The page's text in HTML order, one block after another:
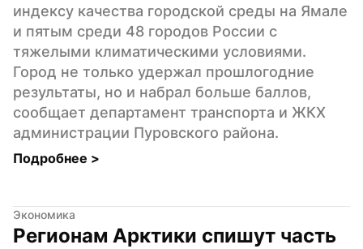
индексу качества городской среды на Ямале
и пятым среди 48 городов России с
тяжелыми климатическими условиями.
Город не только удержал прошлогодние
результаты, но и набрал больше баллов,
сообщает департамент транспорта и ЖКХ
администрации Пуровского района.
Подробнее >
Экономика
Регионам Арктики спишут часть